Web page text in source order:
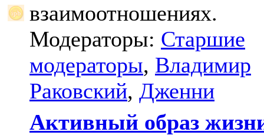
взаимоотношениях.
Модераторы: Старшие
модераторы, Владимир
Раковский, Дженни
Активный образ